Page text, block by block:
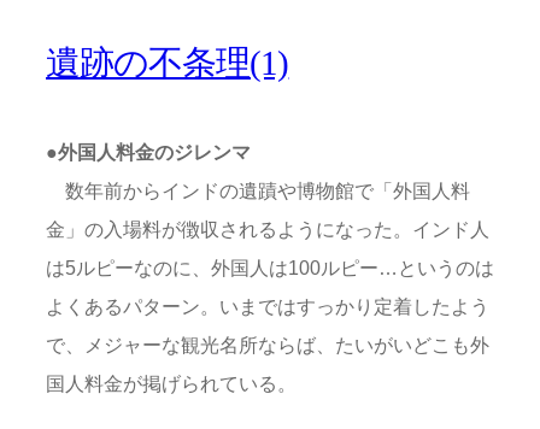
遺跡の不条理(1)
●外国人料金のジレンマ
数年前からインドの遺蹟や博物館で「外国人料
金」の入場料が徴収されるようになった。インド人
は5ルピーなのに、外国人は100ルピー…というのは
よくあるパターン。いまではすっかり定着したよう
で、メジャーな観光名所ならば、たいがいどこも外
国人料金が掲げられている。